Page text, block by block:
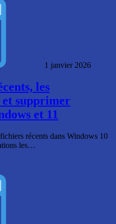
1 janvier 2026
les
et supprimer
et 11
récents dans Windows 10
les…